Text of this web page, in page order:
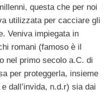
questa che per noi
utilizzata per cacciare gli
Veniva impiegata in
romani (famoso è il
nel primo secolo a.C. di
per proteggerla, insieme
dall’invida, n.d.r) sia dai